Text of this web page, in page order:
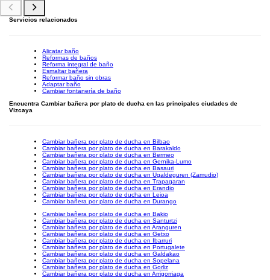
Servicios relacionados
Alicatar baño
Reformas de baños
Reforma integral de baño
Esmaltar bañera
Reformar baño sin obras
Adaptar baño
Cambiar fontanería de baño
Encuentra Cambiar bañera por plato de ducha en las principales ciudades de
Vizcaya
Cambiar bañera por plato de ducha en Bilbao
Cambiar bañera por plato de ducha en Barakaldo
Cambiar bañera por plato de ducha en Bermeo
Cambiar bañera por plato de ducha en Gernika-Lumo
Cambiar bañera por plato de ducha en Basauri
Cambiar bañera por plato de ducha en Ugaldeguren (Zamudio)
Cambiar bañera por plato de ducha en Trapagaran
Cambiar bañera por plato de ducha en Erandio
Cambiar bañera por plato de ducha en Leioa
Cambiar bañera por plato de ducha en Durango
Cambiar bañera por plato de ducha en Bakio
Cambiar bañera por plato de ducha en Santurtzi
Cambiar bañera por plato de ducha en Aranguren
Cambiar bañera por plato de ducha en Getxo
Cambiar bañera por plato de ducha en Ibarruri
Cambiar bañera por plato de ducha en Portugalete
Cambiar bañera por plato de ducha en Galdakao
Cambiar bañera por plato de ducha en Sopelana
Cambiar bañera por plato de ducha en Gorliz
Cambiar bañera por plato de ducha en Arrigorriaga